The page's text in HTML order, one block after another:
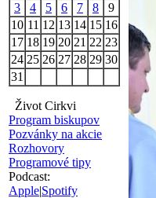
3
4 5 6 7 8
9
10 11 12 13 14 15 16
17 18 19 20 21 22 23
24 25 26 27 28 29 30
31
Život Cirkvi
Program biskupov
Pozvánky na akcie
Rozhovory
Programové tipy
Podcast:
Apple|Spotify